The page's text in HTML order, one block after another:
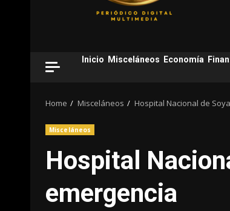
Inicio Misceláneos Economía
Home Misceláneos Hospital Nacional de
Misceláneos
Hospital
emergencia